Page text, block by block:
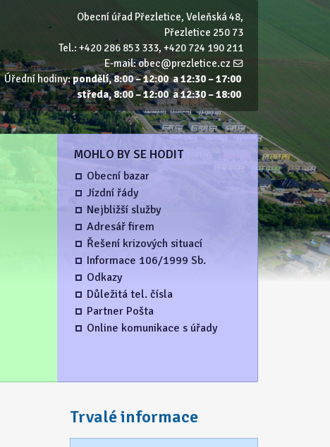
Obecní úřad Přezletice, Veleňská 48,
Přezletice 250 73
Tel.: +420 286 853 333, +420 724 190 211
E‑mail:obec@prezletice.cz
Úřední hodiny:pondělí, 8:00 – 12:00 a 12:30 – 17:00
středa, 8:00 – 12:00 a 12:30 – 18:00
MOHLO BY SE HODIT
Obecní bazar
Jízdní řády
Nejbližší služby
Adresář firem
Řešení krizových situací
Informace 106/1999 Sb.
Odkazy
Důležitá tel. čísla
Partner Pošta
Online komunikace s úřady
Trvalé informace